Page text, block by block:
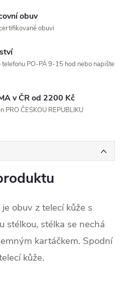
obuv
obuvi
PO-PÁ 9-15 hod nebo napište
v ČR od 2200 Kč
PRO ČESKOU REPUBLIKU
je obuv z telecí kůže s
stélkou, stélka se nechá
kartáčkem. Spodní
kůže.